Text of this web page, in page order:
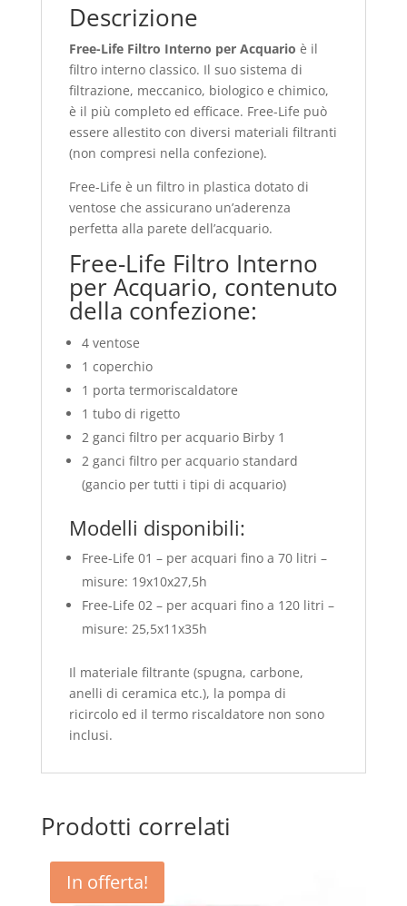
Descrizione
Free-Life Filtro Interno per Acquario è il
filtro interno classico. Il suo sistema di
filtrazione, meccanico, biologico e chimico,
è il più completo ed efficace. Free-Life può
essere allestito con diversi materiali filtranti
(non compresi nella confezione).
Free-Life è un filtro in plastica dotato di
ventose che assicurano un’aderenza
perfetta alla parete dell’acquario.
Free-Life Filtro Interno
per Acquario, contenuto
della confezione:
4 ventose
1 coperchio
1 porta termoriscaldatore
1 tubo di rigetto
2 ganci filtro per acquario Birby 1
2 ganci filtro per acquario standard
(gancio per tutti i tipi di acquario)
Modelli disponibili:
Free-Life 01 – per acquari fino a 70 litri –
misure: 19x10x27,5h
Free-Life 02 – per acquari fino a 120 litri –
misure: 25,5x11x35h
Il materiale filtrante (spugna, carbone,
anelli di ceramica etc.), la pompa di
ricircolo ed il termo riscaldatore non sono
inclusi.
Prodotti correlati
In offerta!